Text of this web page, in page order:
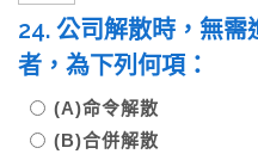
24. 公司解散時，無需
者，為下列何項：
(A)命令解散
(B)合併解散